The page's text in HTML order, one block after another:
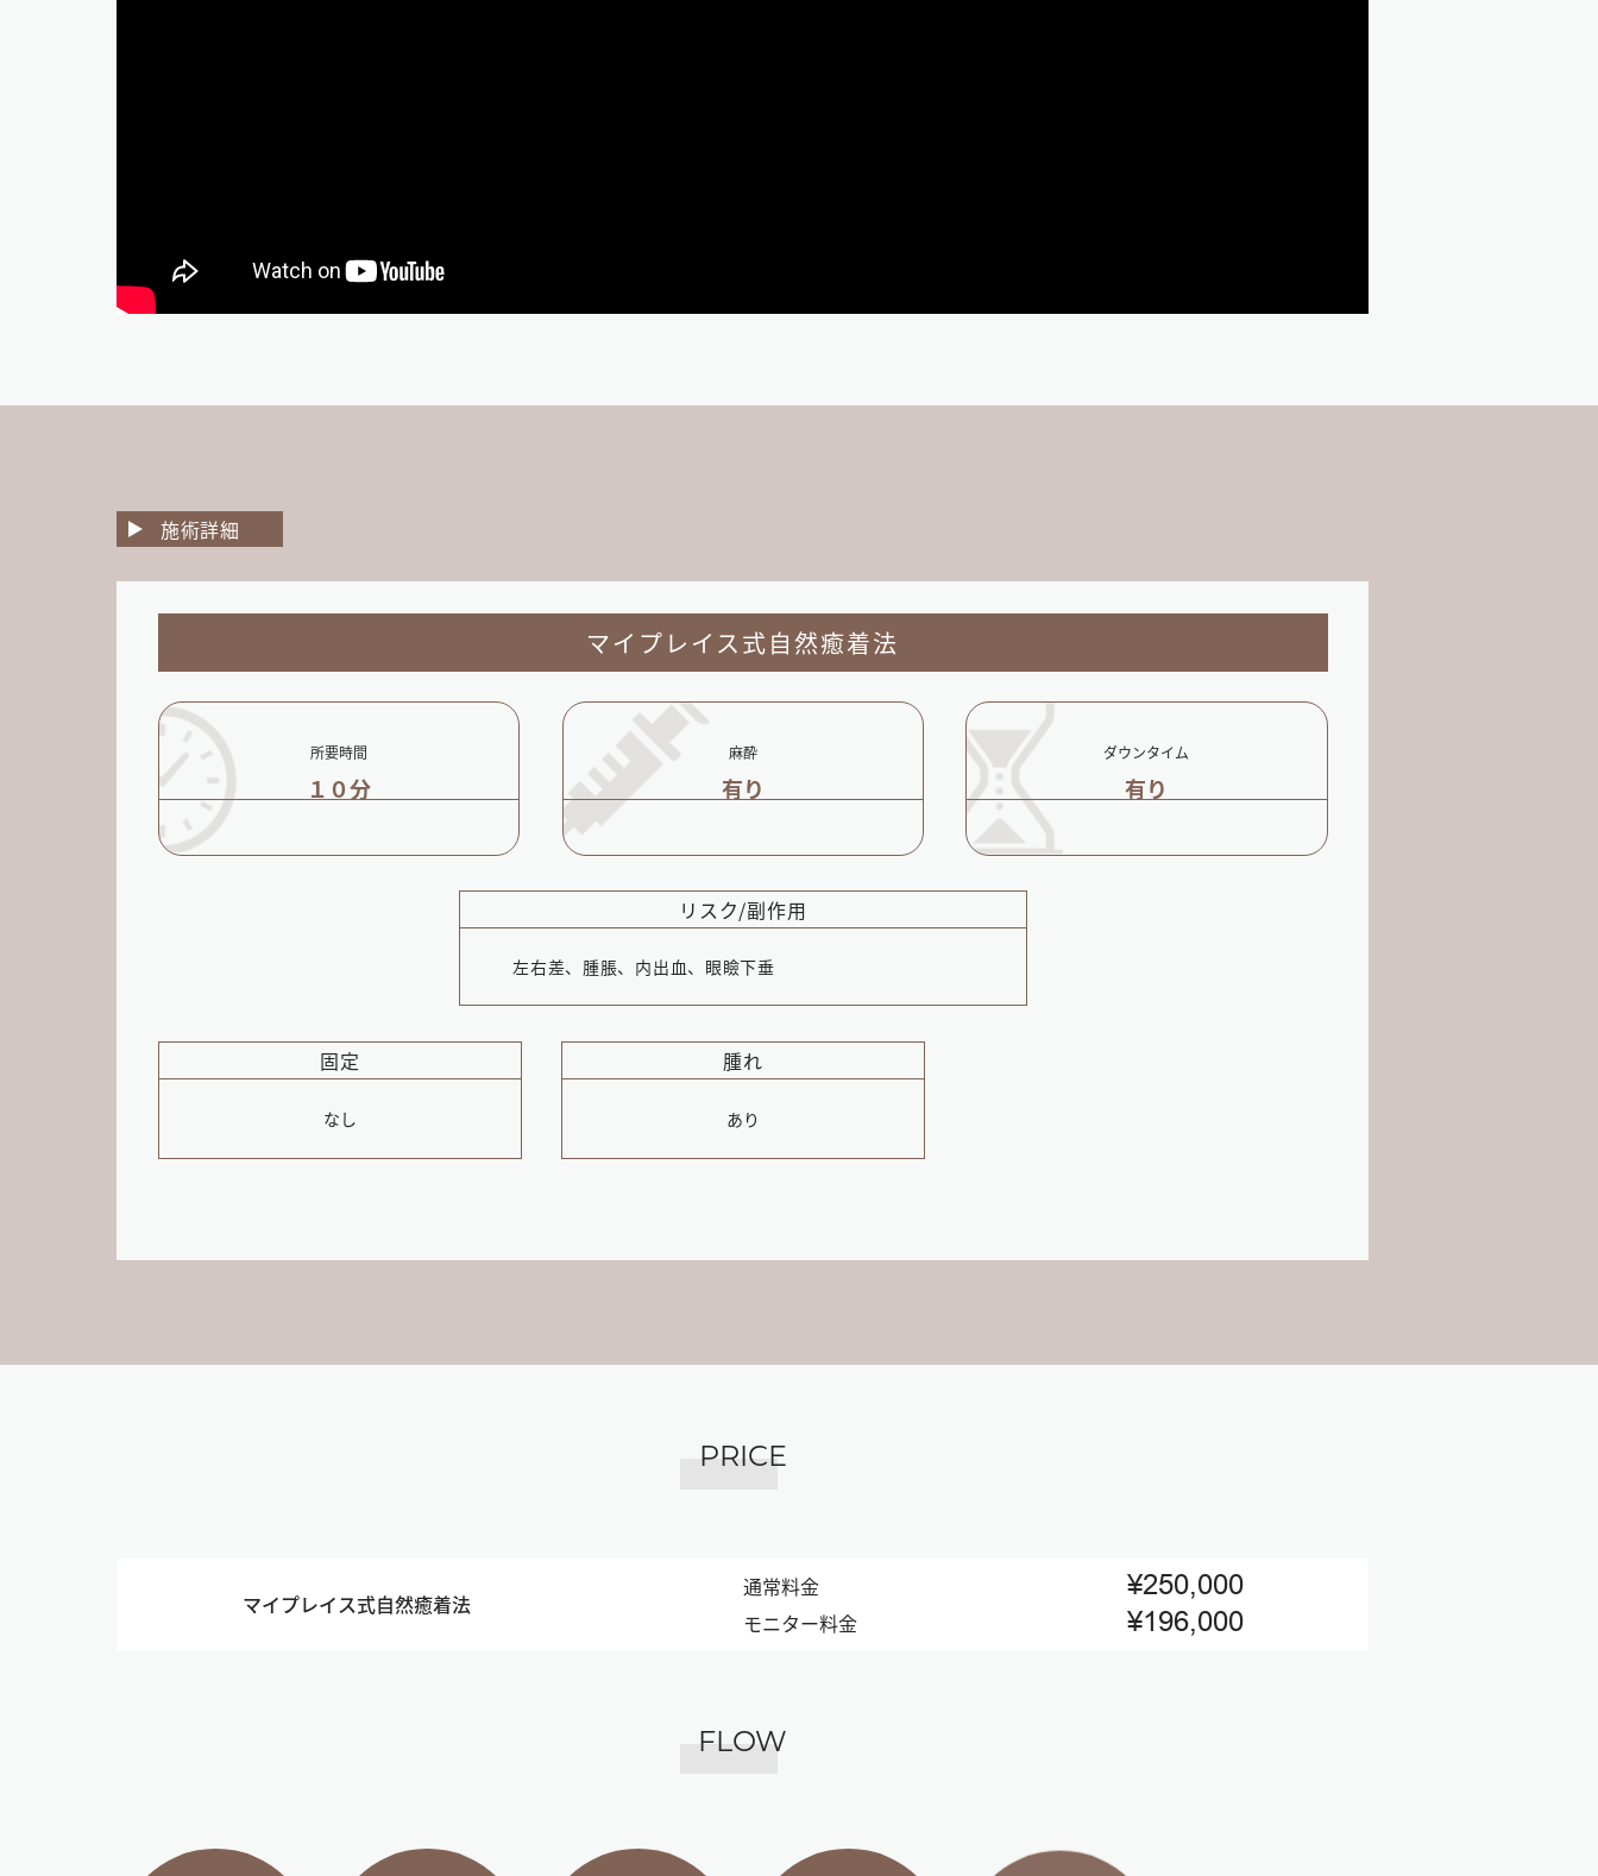
施術詳細
マイプレイス式自然癒着法
所要時間
１０分
麻酔
有り
ダウンタイム
有り
リスク/副作用
左右差、腫脹、内出血、眼瞼下垂
固定
なし
腫れ
あり
PRICE
マイプレイス式自然癒着法
通常料金 ¥250,000
モニター料金 ¥196,000
FLOW